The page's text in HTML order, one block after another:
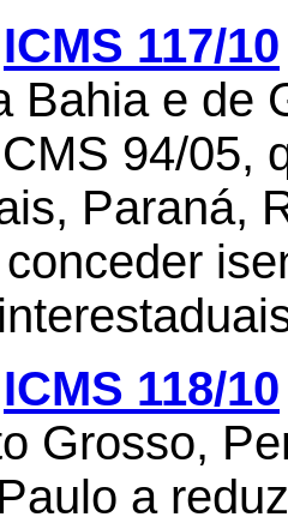
ICMS 117/10
Bahia e de
94/05,
Paraná,
ICMS 118/10
Grosso,
a